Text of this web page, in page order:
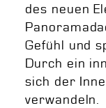
des neuen
Gefühl und
Durch ein
sich der
verwandeln.